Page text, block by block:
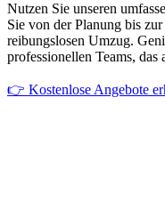
Nutzen Sie unseren
Sie von der Planung bis
reibungslosen Umzug.
professionellen Teams,
👉 Kostenlose Angebote